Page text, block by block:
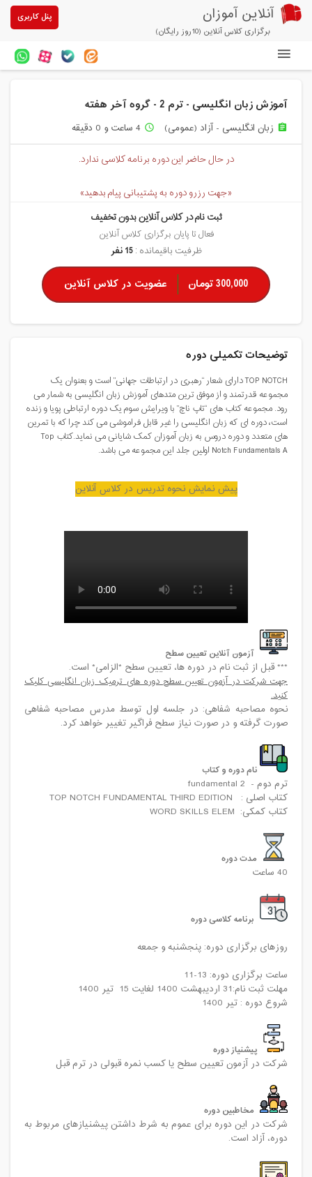
آنلاین آموزان
برگزاری کلاس آنلاین (10روز رایگان)
پنل کاربری
آزمون های آنلاین
خرید سرویس کلاس آنلاین
پیشنهادهای ویژه
تخفیفهای مشارکتی
درباره ما
آموزش زبان انگلیسی - ترم 2 - گروه آخر هفته
assignment زبان انگلیسی - آزاد (عمومی) access_time 4 ساعت و 0 دقیقه
در حال حاضر این دوره برنامه کلاسی ندارد.
«جهت رزرو دوره به پشتیبانی پیام بدهید»
ثبت نام در کلاس آنلاین بدون تخفیف
فعال تا پایان برگزاری کلاس آنلاین
ظرفیت باقیمانده :15 نفر
300,000 تومان عضویت در کلاس آنلاین
توضیحات تکمیلی دوره
TOP NOTCH دارای شعار “رهبری در ارتباطات جهانی” است و بعنوان یک
مجموعه قدرتمند و از موفق ترین متدهای آموزش زبان انگلیسی به شمار می
رود. مجموعه کتاب های “تاپ ناچ” با ویرایش سوم یک دوره ارتباطی پویا و زنده
است، دوره ای که زبان انگلیسی را غیر قابل فراموشی می کند چرا که با تمرین
های متعدد و دوره دروس به زبان آموزان کمک شایانی می نماید.کتاب Top
Notch Fundamentals A اولین جلد این مجموعه می باشد.
پیش نمایش نحوه تدریس در کلاس آنلاین
آزمونآنلاینتعیین سطح
*** قبل از ثبت نام در دوره ها، تعیین سطح *الزامی* است.
جهت شرکت در آزمون تعیین سطح دوره های ترمیک زبان انگلیسی کلیک
کنید.
نحوه مصاحبه شفاهی: در جلسه اول توسط مدرس مصاحبه شفاهی
صورت گرفته و در صورت نیاز سطح فراگیر تغییر خواهد کرد.
نام دوره و کتاب
ترم دوم - fundamental 2
کتاب اصلی : TOP NOTCH FUNDAMENTAL THIRD EDITION
کتاب کمکی: WORD SKILLS ELEM
مدت دوره
40 ساعت
برنامه کلاسی دوره
روزهای برگزاری دوره: پنجشنبه و جمعه
ساعت برگزاری دوره: 13-11
مهلت ثبت نام:31 اردیبهشت 1400 لغایت 15 تیر 1400
شروع دوره : تیر 1400
پیشنیاز دوره
شرکت در آزمون تعیین سطح یا کسب نمره قبولی در ترم قبل
مخاطبین دوره
شرکت در این دوره برای عموم به شرط داشتن پیشنیازهای مربوط به
دوره، آزاد است.